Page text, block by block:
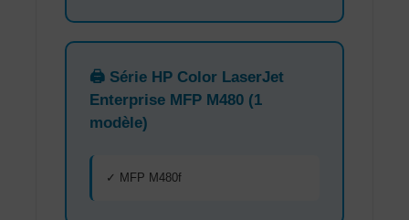
🖨️ Série HP Color LaserJet
Enterprise MFP M480 (1
modèle)
✓ MFP M480f